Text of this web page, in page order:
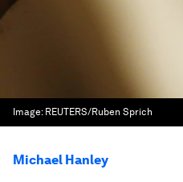
Image: REUTERS/Ruben Sprich
Michael Hanley